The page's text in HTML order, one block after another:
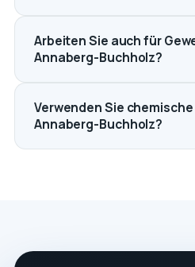
Arbeiten Sie auch für
Annaberg-Buchholz?
Verwenden Sie
Annaberg-Buchholz?